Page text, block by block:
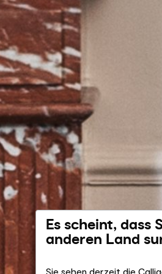
Es scheint, dass
anderen Land
Sie sehen derzeit die